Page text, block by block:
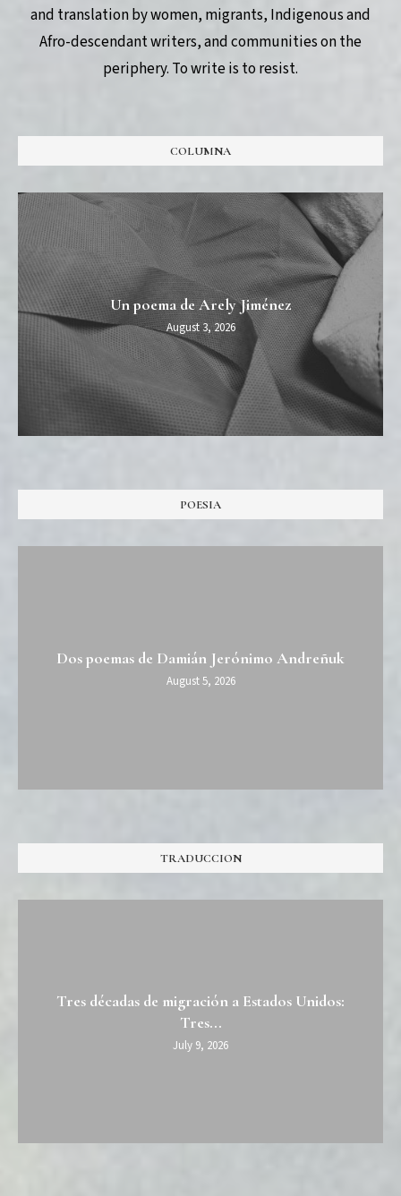
and translation by women, migrants, Indigenous and
Afro-descendant writers, and communities on the
periphery. To write is to resist.
COLUMNA
Un poema de Arely Jiménez
August 3, 2026
POESIA
Dos poemas de Damián Jerónimo Andreñuk
August 5, 2026
TRADUCCION
Tres décadas de migración a Estados Unidos:
Tres...
July 9, 2026